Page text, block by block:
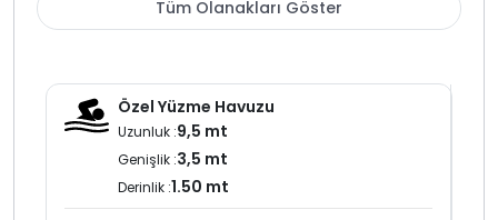
korunaklı villa
ve muhafazakar villa seçenekleri ile öne
sunar
Tüm Olanakları Göster
Özel Yüzme Havuzu
Uzunluk :9,5 mt
Genişlik :3,5 mt
Derinlik :1.50 mt